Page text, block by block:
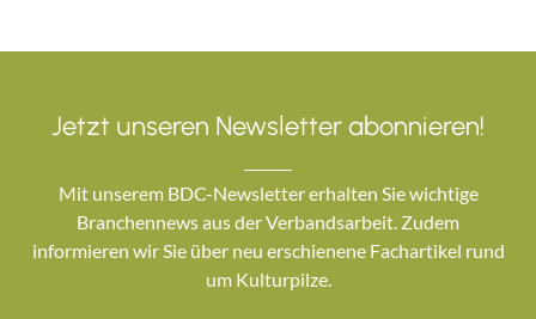
Jetzt unseren Newsletter abonnieren!
Mit unserem BDC-Newsletter erhalten Sie wichtige
Branchennews aus der Verbandsarbeit. Zudem
informieren wir Sie über neu erschienene Fachartikel rund
um Kulturpilze.